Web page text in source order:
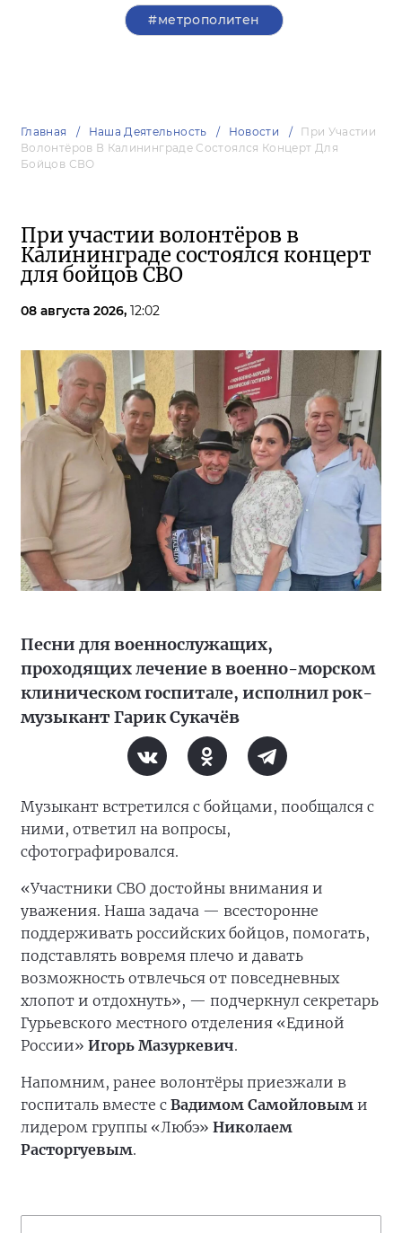
#метрополитен
Главная Наша Деятельность Новости
При Участии
Волонтёров В Калининграде Состоялся Концерт Для
Бойцов СВО
При участии волонтёров в
Калининграде состоялся концерт
для бойцов СВО
08 августа 2026, 12:02
Песни для военнослужащих,
проходящих лечение в военно-морском
клиническом госпитале, исполнил рок-
музыкант Гарик Сукачёв
Музыкант встретился с бойцами, пообщался с
ними, ответил на вопросы,
сфотографировался.
«Участники СВО достойны внимания и
уважения. Наша задача — всесторонне
поддерживать российских бойцов, помогать,
подставлять вовремя плечо и давать
возможность отвлечься от повседневных
хлопот и отдохнуть», — подчеркнул секретарь
Гурьевского местного отделения «Единой
России» Игорь Мазуркевич.
Напомним, ранее волонтёры приезжали в
госпиталь вместе с Вадимом Самойловым и
лидером группы «Любэ» Николаем
Расторгуевым.